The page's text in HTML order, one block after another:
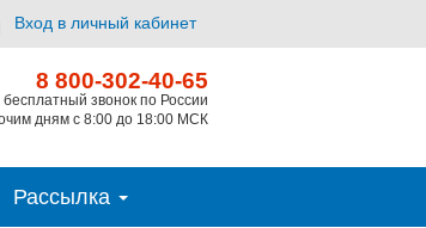
Вход в личный кабинет
8 800-302-40-65
бесплатный звонок по России
дням с 8:00 до 18:00 МСК
Рассылка